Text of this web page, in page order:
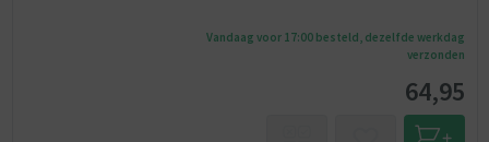
Vandaag voor 17:00 besteld, dezelfde werkdag
verzonden
64,95